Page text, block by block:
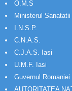
O.M.S
Ministerul Sanatatii
I.N.S.P.
C.N.A.S.
C.J.A.S. Iasi
U.M.F. Iasi
Guvernul Romaniei
AUTORITATEA